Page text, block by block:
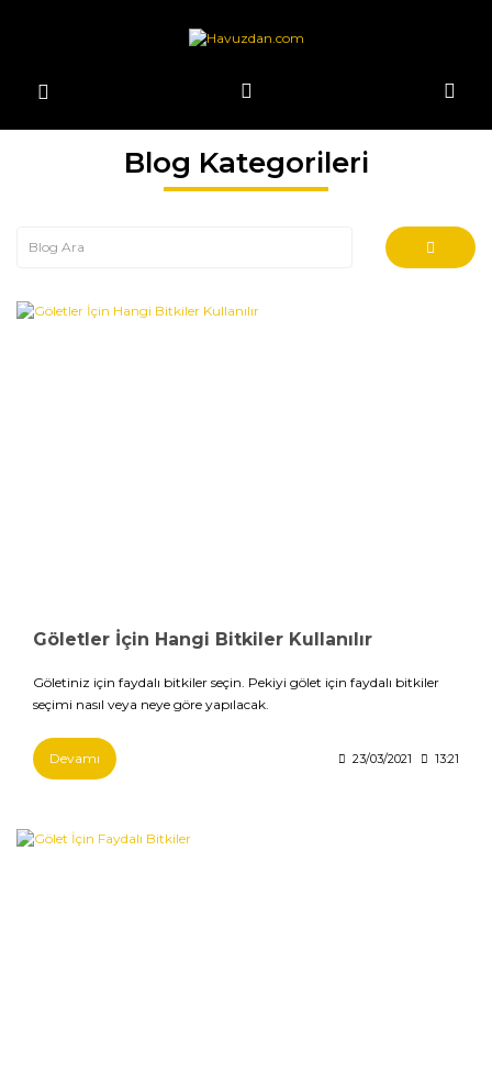
Blog Kategorileri
Göletler İçin Hangi Bitkiler Kullanılır
Göletiniz için faydalı bitkiler seçin. Pekiyi gölet için faydalı bitkiler
seçimi nasıl veya neye göre yapılacak.
Devamı 23/03/2021 13:21